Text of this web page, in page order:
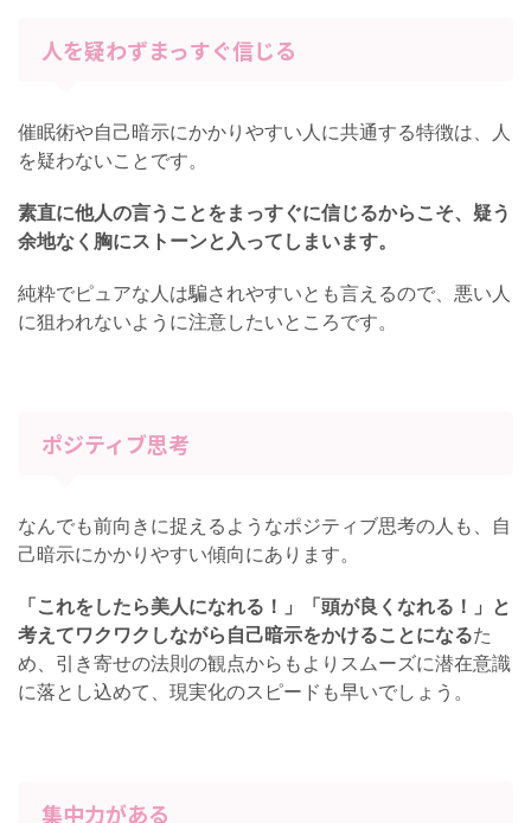
人を疑わずまっすぐ信じる
催眠術や自己暗示にかかりやすい人に共通する特徴は、人
を疑わないことです。
素直に他人の言うことをまっすぐに信じるからこそ、疑う
余地なく胸にストーンと入ってしまいます。
純粋でピュアな人は騙されやすいとも言えるので、悪い人
に狙われないように注意したいところです。
ポジティブ思考
なんでも前向きに捉えるようなポジティブ思考の人も、自
己暗示にかかりやすい傾向にあります。
「これをしたら美人になれる！」「頭が良くなれる！」と
考えてワクワクしながら自己暗示をかけることになるた
め、引き寄せの法則の観点からもよりスムーズに潜在意識
に落とし込めて、現実化のスピードも早いでしょう。
集中力がある